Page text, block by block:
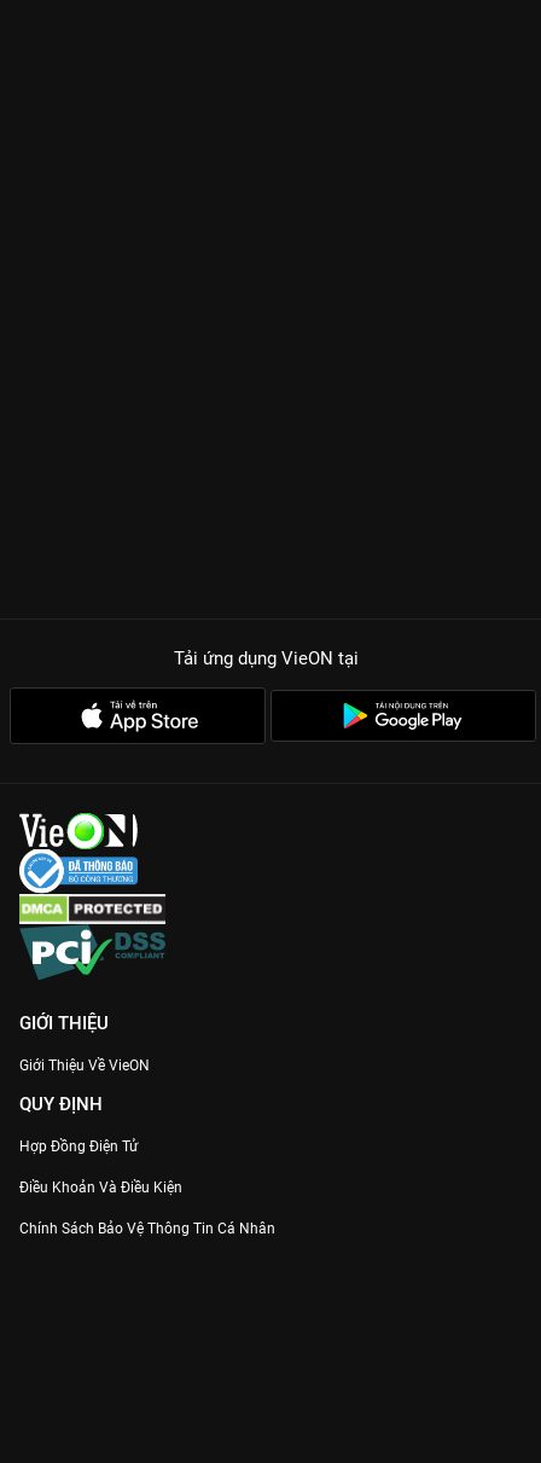
Tải ứng dụng VieON tại
GIỚI THIỆU
Giới Thiệu Về VieON
QUY ĐỊNH
Hợp Đồng Điện Tử
Điều Khoản Và Điều Kiện
Chính Sách Bảo Vệ Thông Tin Cá Nhân